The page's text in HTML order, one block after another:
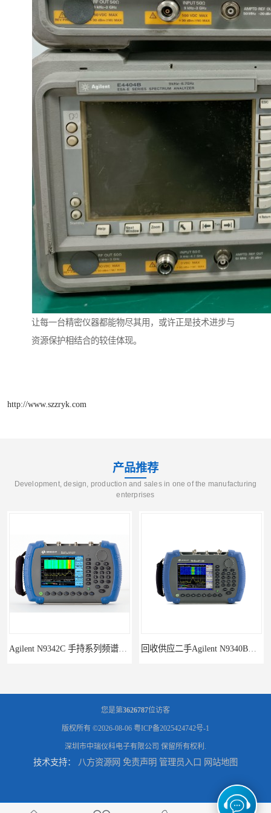
让每一台精密仪器都能物尽其用，或许正是技术进步与
资源保护相结合的较佳体现。
http://www.szzryk.com
产品推荐
Development, design, production and sales in one of the manufacturing
enterprises
回收供应二手Agilent N9340B手持式系列频谱分析仪
供应二手Agilent N9020A 系列皮肤偏向于 回收供应二手Agilent N9000A PSA系列频谱分析仪
您是第3626787位访客
版权所有 ©2026-08-06 粤ICP备2025424742号-1
深圳市中瑞仪科电子有限公司 保留所有权利.
技术支持： 八方资源网 免责声明 管理员入口 网站地图